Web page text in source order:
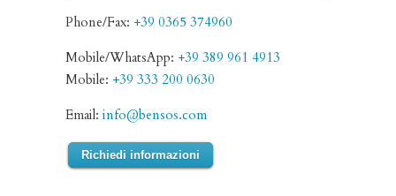
Phone/Fax: +39 0365 374960
Mobile/WhatsApp: +39 389 961 4913
Mobile: +39 333 200 0630
Email: info@bensos.com
Richiedi informazioni